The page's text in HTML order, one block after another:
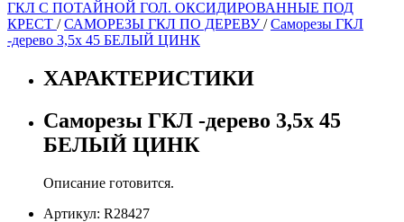
ГКЛ С ПОТАЙНОЙ ГОЛ. ОКСИДИРОВАННЫЕ ПОД
КРЕСТ /САМОРЕЗЫ ГКЛ ПО ДЕРЕВУ/Саморезы ГКЛ
-дерево 3,5х 45 БЕЛЫЙ ЦИНК
ХАРАКТЕРИСТИКИ
Саморезы ГКЛ -дерево 3,5х 45
БЕЛЫЙ ЦИНК
Описание готовится.
Артикул: R28427